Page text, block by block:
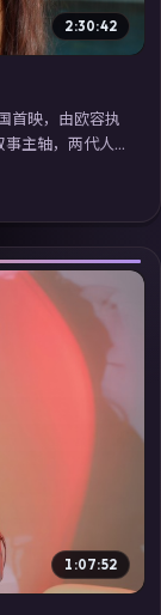
2:30:42
首映，由欧容执
主轴，两代人
气质；站内亦
索同类型高分
1:07:52